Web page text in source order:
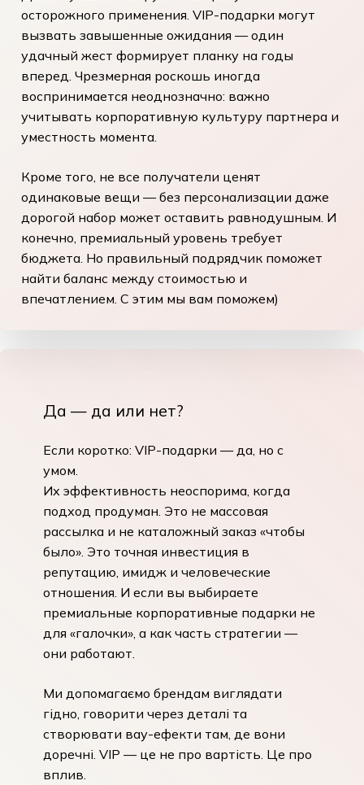
осторожного применения. VIP-подарки могут
вызвать завышенные ожидания — один
удачный жест формирует планку на годы
вперед. Чрезмерная роскошь иногда
воспринимается неоднозначно: важно
учитывать корпоративную культуру партнера и
уместность момента.
Кроме того, не все получатели ценят
одинаковые вещи — без персонализации даже
дорогой набор может оставить равнодушным. И
конечно, премиальный уровень требует
бюджета. Но правильный подрядчик поможет
найти баланс между стоимостью и
впечатлением. С этим мы вам поможем)
Да — да или нет?
Если коротко: VIP-подарки — да, но с
умом.
Их эффективность неоспорима, когда
подход продуман. Это не массовая
рассылка и не каталожный заказ «чтобы
было». Это точная инвестиция в
репутацию, имидж и человеческие
отношения. И если вы выбираете
премиальные корпоративные подарки не
для «галочки», а как часть стратегии —
они работают.
Ми допомагаємо брендам виглядати
гідно, говорити через деталі та
створювати вау-ефекти там, де вони
доречні. VIP — це не про вартість. Це про
вплив.